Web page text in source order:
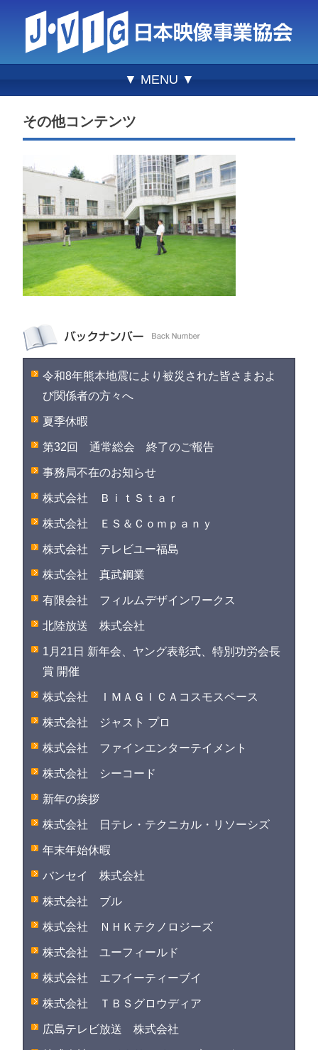
▼ MENU ▼
その他コンテンツ
令和8年熊本地震により被災された皆さまおよ
び関係者の方々へ
夏季休暇
第32回 通常総会 終了のご報告
事務局不在のお知らせ
株式会社 ＢｉｔＳｔａｒ
株式会社 ＥＳ＆Ｃｏｍｐａｎｙ
株式会社 テレビユー福島
株式会社 真武鋼業
有限会社 フィルムデザインワークス
北陸放送 株式会社
1月21日 新年会、ヤング表彰式、特別功労会長
賞 開催
株式会社 ＩＭＡＧＩＣＡコスモスペース
株式会社 ジャスト プロ
株式会社 ファインエンターテイメント
株式会社 シーコード
新年の挨拶
株式会社 日テレ・テクニカル・リソーシズ
年末年始休暇
バンセイ 株式会社
株式会社 ブル
株式会社 ＮＨＫテクノロジーズ
株式会社 ユーフィールド
株式会社 エフイーティーブイ
株式会社 ＴＢＳグロウディア
広島テレビ放送 株式会社